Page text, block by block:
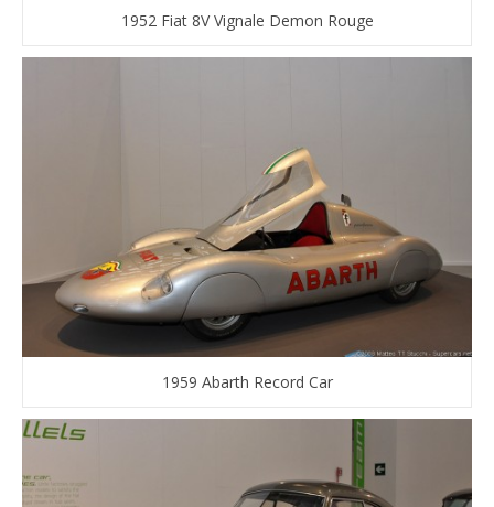
1952 Fiat 8V Vignale Demon Rouge
1959 Abarth Record Car